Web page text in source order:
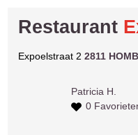
Restaurant
Expoelstraat 22811
Patricia H.
0